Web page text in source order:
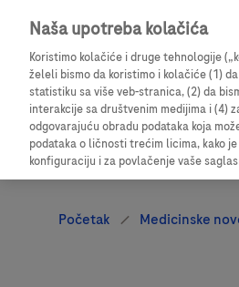
Prijavite se da biste
Naša upotreba kolačića
Koristimo kolačiće i druge tehnologije
želeli bismo da koristimo i kolačiće (1)
statistiku sa više veb-stranica, (2) da
interakcije sa društvenim medijima i (4)
odgovarajuću obradu podataka koja
podataka o ličnosti trećim licima, kako
konfiguraciju i za povlačenje vaše